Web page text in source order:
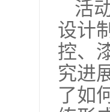
活
设计
控、
究进
了如